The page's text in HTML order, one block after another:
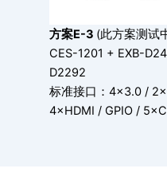
方案E-3 (此方案测试
CES-1201 + EXB-
D2292
标准接口：4×3.0 /
4×HDMI / GPIO /